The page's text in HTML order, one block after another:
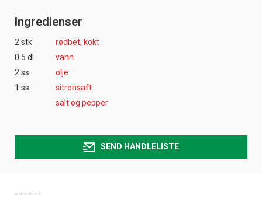
Ingredienser
2 stk
rødbet, kokt
0.5 dl
vann
2 ss
olje
1 ss
sitronsaft
salt og pepper
SEND HANDLELISTE